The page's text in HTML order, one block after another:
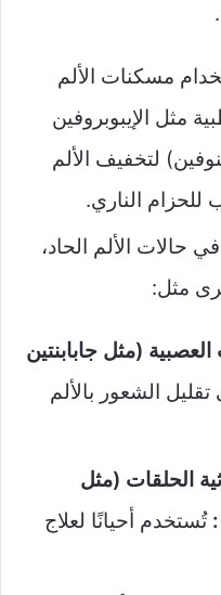
مسكنات الألم
مثل الإيبوبروفين
لتخفيف الألم
الناري.
في حالات الألم الحاد،
مثل:
العصبية (مثل جابابنتين
تقليل الشعور بالألم
الحلقات (مثل
تُستخدم أحيانًا لعلاج